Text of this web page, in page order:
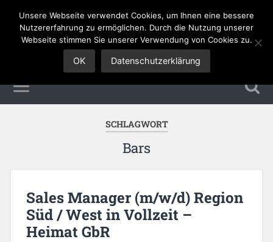
Sales Jobs
SCHLAGWORT
Bars
Sales Manager (m/w/d) Region
Süd / West in Vollzeit –
Heimat GbR
Unsere Webseite verwendet Cookies, um Ihnen eine bessere
Nutzererfahrung zu ermöglichen. Durch die Nutzung unserer
Webseite stimmen Sie unserer Verwendung von Cookies zu.
OK Datenschutzerklärung